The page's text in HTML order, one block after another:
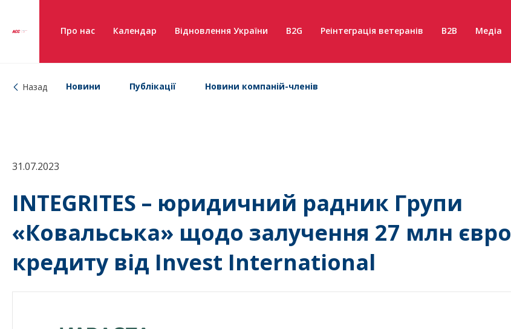
Про нас Календар Відновлення України B2G Реінтеграція ветеранів B2B Медіа
Назад Новини Публікації Новини компаній-членів
31.07.2023
INTEGRITES – юридичний радник Групи
«Ковальська» щодо залучення 27 млн євро
кредиту від Invest International